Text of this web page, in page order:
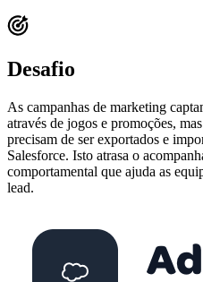
Desafio
As campanhas de marketing
através de jogos e promoções,
precisam de ser exportados e
Salesforce. Isto atrasa o
comportamental que ajuda as
lead.